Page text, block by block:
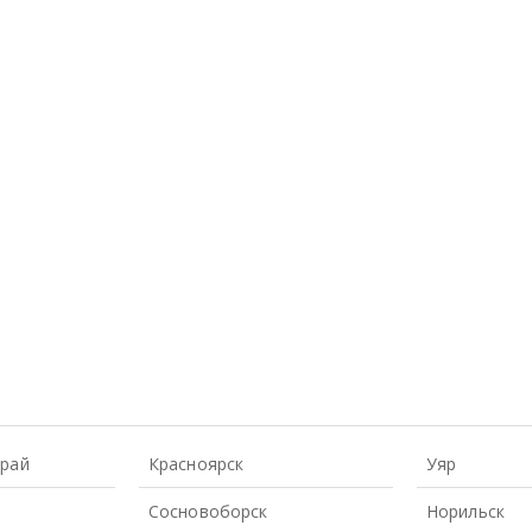
Красноярск
Сосновоборск
Уяр
Норильск